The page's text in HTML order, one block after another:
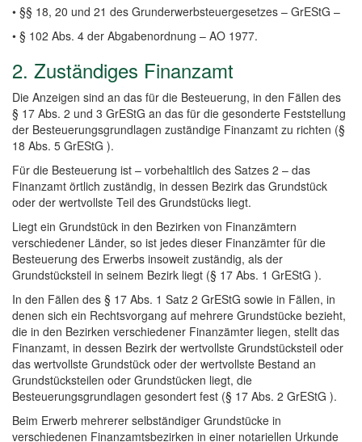
• §§ 18, 20 und 21 des Grunderwerbsteuergesetzes – GrEStG –
• § 102 Abs. 4 der Abgabenordnung – AO 1977.
2. Zuständiges Finanzamt
Die Anzeigen sind an das für die Besteuerung, in den Fällen des
§ 17 Abs. 2 und 3 GrEStG an das für die gesonderte Feststellung
der Besteuerungsgrundlagen zuständige Finanzamt zu richten (§
18 Abs. 5 GrEStG ).
Für die Besteuerung ist – vorbehaltlich des Satzes 2 – das
Finanzamt örtlich zuständig, in dessen Bezirk das Grundstück
oder der wertvollste Teil des Grundstücks liegt.
Liegt ein Grundstück in den Bezirken von Finanzämtern
verschiedener Länder, so ist jedes dieser Finanzämter für die
Besteuerung des Erwerbs insoweit zuständig, als der
Grundstücksteil in seinem Bezirk liegt (§ 17 Abs. 1 GrEStG ).
In den Fällen des § 17 Abs. 1 Satz 2 GrEStG sowie in Fällen, in
denen sich ein Rechtsvorgang auf mehrere Grundstücke bezieht,
die in den Bezirken verschiedener Finanzämter liegen, stellt das
Finanzamt, in dessen Bezirk der wertvollste Grundstücksteil oder
das wertvollste Grundstück oder der wertvollste Bestand an
Grundstücksteilen oder Grundstücken liegt, die
Besteuerungsgrundlagen gesondert fest (§ 17 Abs. 2 GrEStG ).
Beim Erwerb mehrerer selbständiger Grundstücke in
verschiedenen Finanzamtsbezirken in einer notariellen Urkunde